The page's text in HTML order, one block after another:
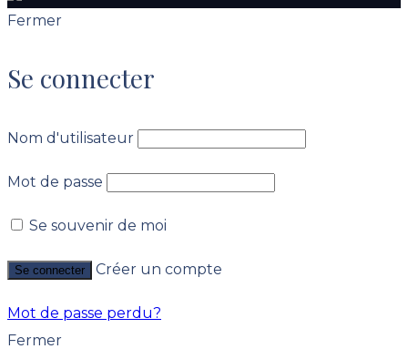
Fermer
Se connecter
Nom d'utilisateur
Mot de passe
Se souvenir de moi
Se connecter Créer un compte
Mot de passe perdu?
Fermer